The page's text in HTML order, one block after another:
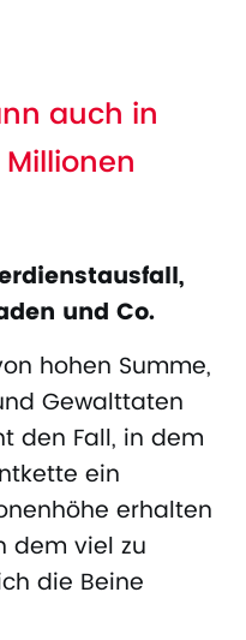
auch in
und Co.
hohen Summe,
Gewalttaten
den Fall, in dem
ein
erhalten
dem viel zu
die Beine